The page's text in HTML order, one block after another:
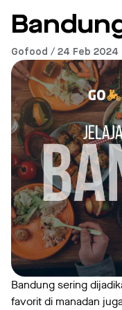
Gofood / 24 Feb 2024
Bandung sering
favorit di manadan